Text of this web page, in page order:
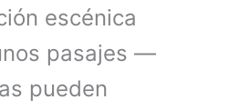
escénica
pasajes —
pueden